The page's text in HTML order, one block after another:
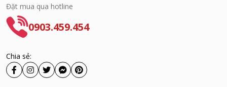
Đặt mua qua hotline
0903.459.454
Chia sẻ: